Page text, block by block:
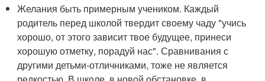
Желания быть примерным учеником. Каждый
родитель перед школой твердит своему чаду "учись
хорошо, от этого зависит твое будущее, принеси
хорошую отметку, порадуй нас". Сравнивания с
другими детьми-отличниками, тоже не является